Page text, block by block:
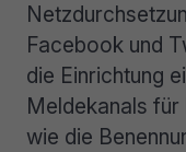
Facebook und
die Einrichtung
Meldekanals für
wie die